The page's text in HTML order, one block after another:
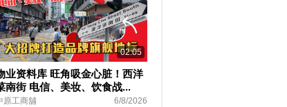
02:05
业资料库 旺角吸金心脏！西洋
南街 电信、美妆、饮食战...
原工商舖 6/8/2026